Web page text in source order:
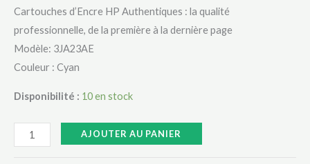
Cartouches d’Encre HP Authentiques : la qualité
professionnelle, de la première à la dernière page
Modèle: 3JA23AE
Couleur : Cyan
Disponibilité : 10 en stock
AJOUTER AU PANIER